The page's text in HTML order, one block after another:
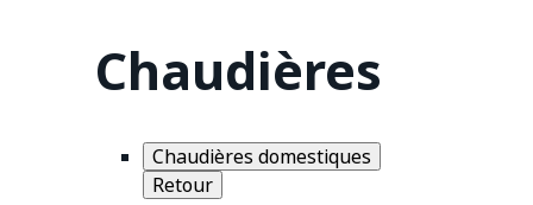
Chaudières
Chaudières domestiques
Retour